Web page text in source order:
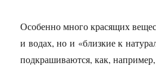
Особенно много красящих
и водах, но и «близкие к
подкрашиваются, как,